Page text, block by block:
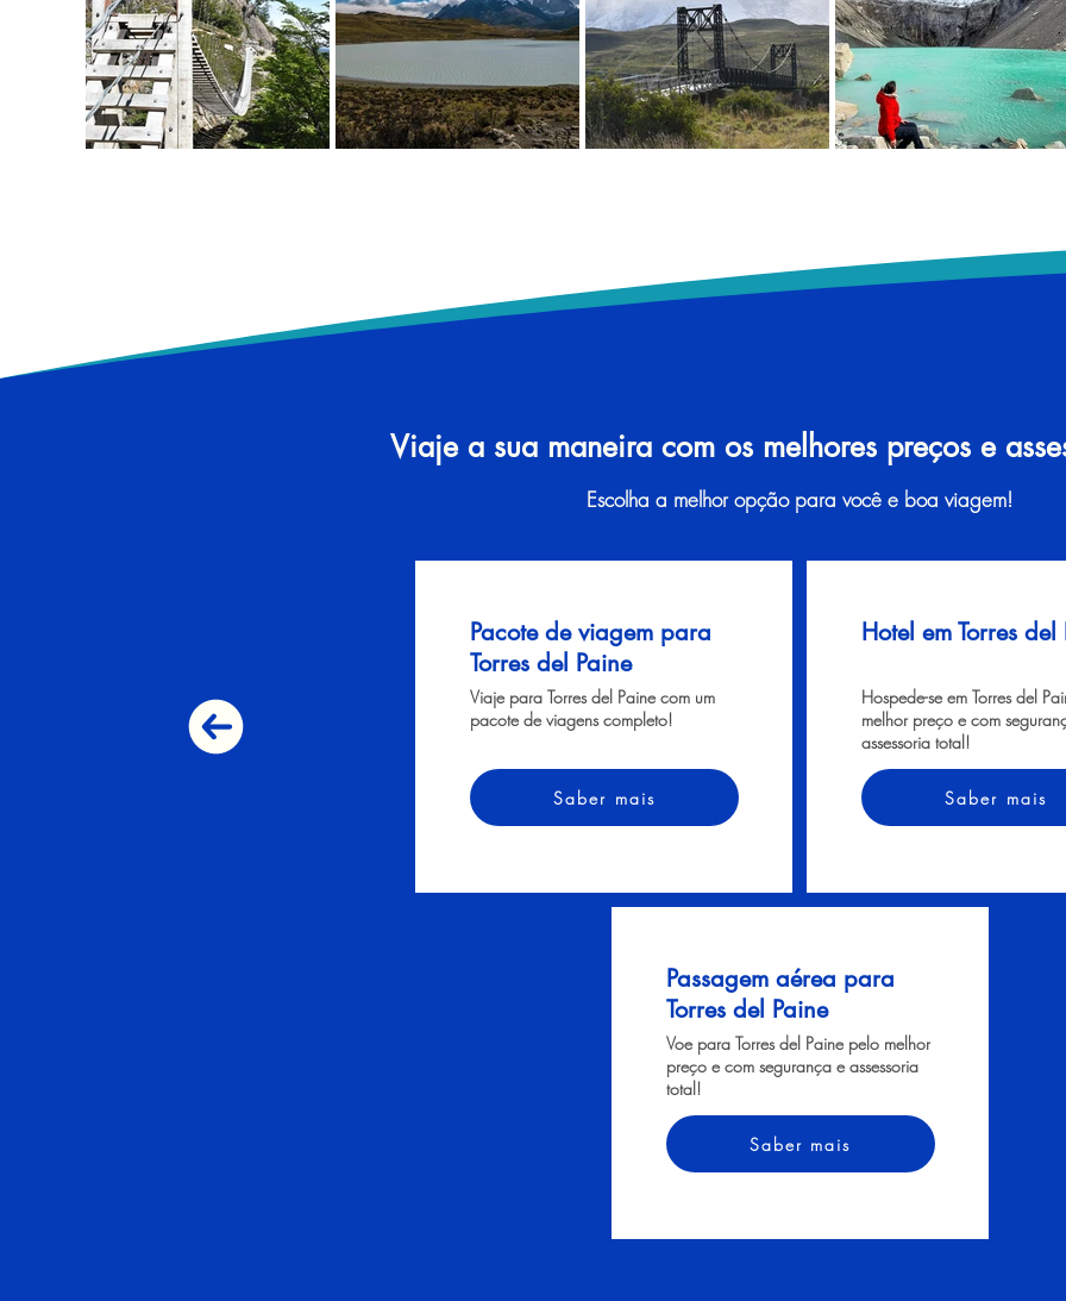
Viaje a sua maneira com os melhores preços e
Escolha a melhor opção para você e boa viagem!
Pacote de viagem para
Torres del Paine
Viaje para Torres del Paine com um
pacote de viagens completo!
Saber mais
Hotel em Torres del
Hospede-se em Torres del
melhor preço e com
assessoria total!
Saber mais
Passagem aérea para
Torres del Paine
Voe para Torres del Paine pelo melhor
preço e com segurança e assessoria
total!
Saber mais